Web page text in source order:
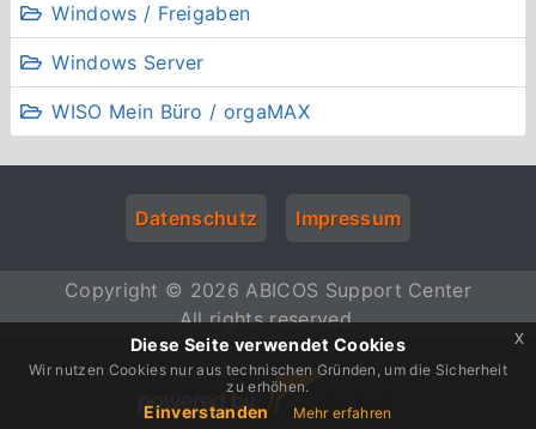
Windows / Freigaben
Windows Server
WISO Mein Büro / orgaMAX
Datenschutz Impressum
Copyright © 2026 ABICOS Support Center
All rights reserved.
Diese Seite verwendet Cookies
Wir nutzen Cookies nur aus technischen Gründen, um die Sicherheit
zu erhöhen.
Einverstanden Mehr erfahren
x